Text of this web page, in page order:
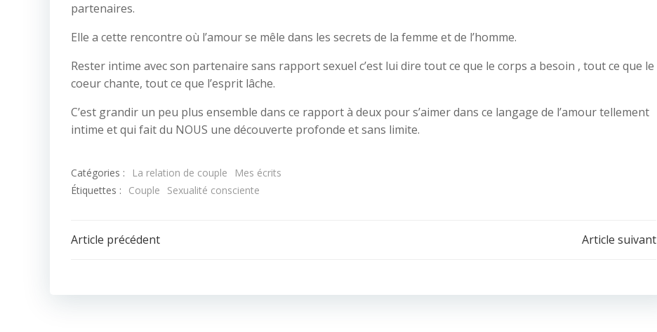
partenaires.
Elle a cette rencontre où l’amour se mêle dans les secrets de la femme et de l’homme.
Rester intime avec son partenaire sans rapport sexuel c’est lui dire tout ce que le corps a besoin , tout ce que le
coeur chante, tout ce que l’esprit lâche.
C’est grandir un peu plus ensemble dans ce rapport à deux pour s’aimer dans ce langage de l’amour tellement
intime et qui fait du NOUS une découverte profonde et sans limite.
Catégories : La relation de couple
Mes écrits
Étiquettes :
Couple Sexualité consciente
Article précédent Article suivant